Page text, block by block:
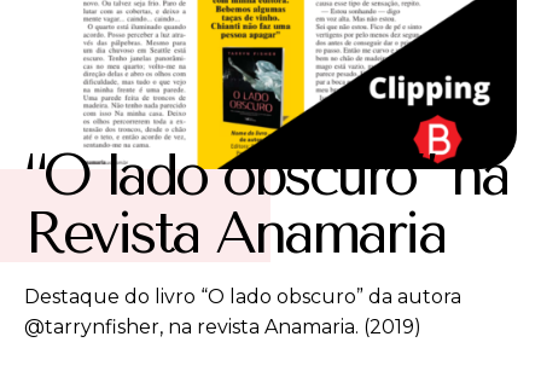
“O lado obscuro” na
Revista Anamaria
Destaque do livro “O lado obscuro” da autora
@tarrynfisher, na revista Anamaria. (2019)